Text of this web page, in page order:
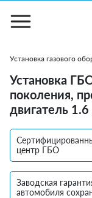
Установка газового
Установка
поколения,
двигатель
центр ГБО
Заводская
автомобиля